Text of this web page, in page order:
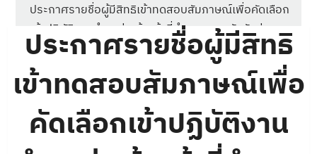
ประกาศรายชื่อผู้มีสิทธิเข้าทดสอบสัมภาษณ์เพื่อคัดเลือก
เข้าปฏิบัติงานตำแหน่งเจ้าหน้าที่อำนวยการ สังกัดส่วน
พัสดุและจัดหา
ประกาศรายชื่อผู้มีสิทธิ
เข้าทดสอบสัมภาษณ์เพื่อ
คัดเลือกเข้าปฏิบัติงาน